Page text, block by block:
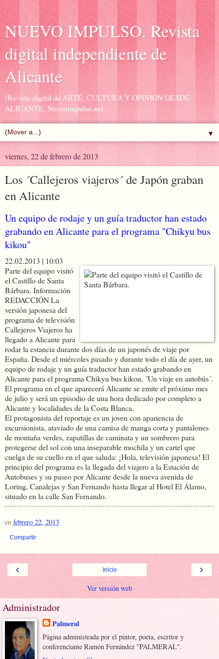
NUEVO IMPULSO. Revista
digital independiente de
Alicante
(Revista digital de ARTE, CULTURA Y OPINIÓN DESDE
ALICANTE. Nuevoimpulso.net
▼
viernes, 22 de febrero de 2013
Los ´Callejeros viajeros´ de Japón graban
en Alicante
Un equipo de rodaje y un guía traductor han estado
grabando en Alicante para el programa "Chikyu bus
kikou"
22.02.2013 | 10:03
Parte del equipo visitó
el Castillo de Santa
Bárbara. Información
REDACCIÓNLa
versión japonesa del
programa de televisión
Callejeros Viajeros ha
llegado a Alicante para
rodar la estancia durante dos días de un japonés de viaje por
España. Desde el miércoles pasado y durante todo el día de ayer, un
equipo de rodaje y un guía traductor han estado grabando en
Alicante para el programa Chikyu bus kikou, ´Un viaje en autobús´.
El programa en el que aparecerá Alicante se emite el próximo mes
de julio y será un episodio de una hora dedicado por completo a
Alicante y localidades de la Costa Blanca.
El protagonista del reportaje es un joven con apariencia de
excursionista, ataviado de una camisa de manga corta y pantalones
de montaña verdes, zapatillas de caminata y un sombrero para
protegerse del sol con una inseparable mochila y un cartel que
cuelga de su cuello en el que saluda: ¡Hola, televisión japonesa! El
principio del programa es la llegada del viajero a la Estación de
Autobuses y su paseo por Alicante desde la nueva avenida de
Loring, Canalejas y San Fernando hasta llegar al Hotel El Álamo,
situado en la calle San Fernando.
en febrero 22, 2013
Compartir
‹ ›
Inicio
Ver versión web
Administrador
Palmeral
Página administrada por el pintor, poeta, escritor y
conferenciante Ramón Fernández "PALMERAL".